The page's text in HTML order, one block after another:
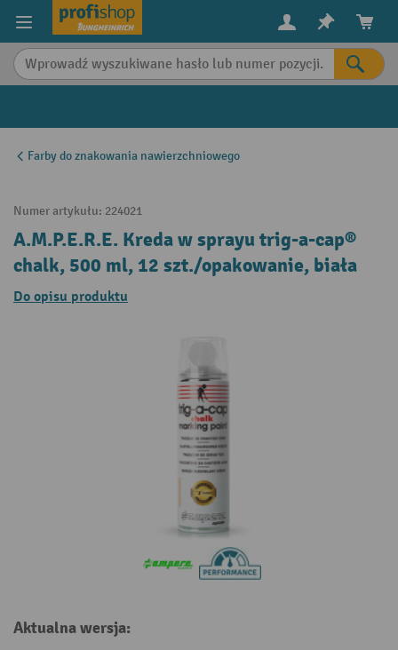
content
Farby do znakowania nawierzchniowego
Numer artykułu: 224021
A.M.P.E.R.E. Kreda w sprayu trig-a-cap®
chalk, 500 ml, 12 szt./opakowanie, biała
Do opisu produktu
Aktualna wersja: